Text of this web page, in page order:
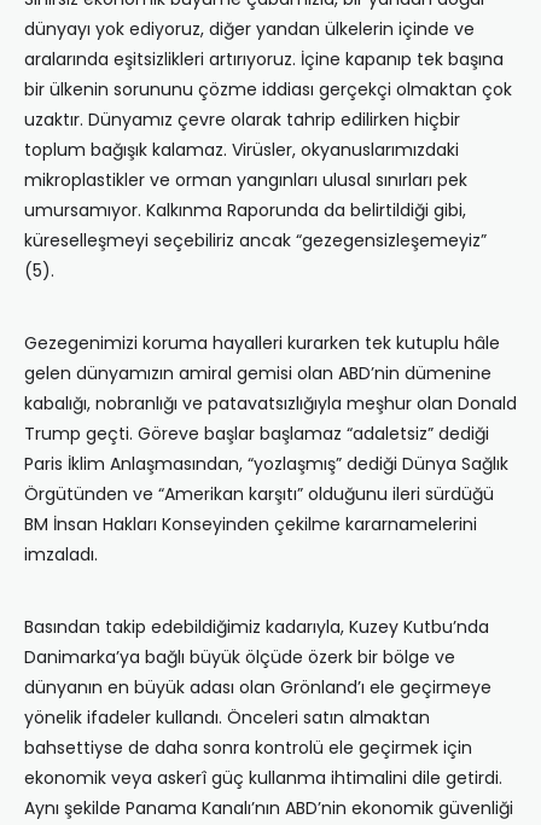
dünyayı yok ediyoruz, diğer yandan ülkelerin içinde ve
aralarında eşitsizlikleri artırıyoruz. İçine kapanıp tek başına
bir ülkenin sorununu çözme iddiası gerçekçi olmaktan çok
uzaktır. Dünyamız çevre olarak tahrip edilirken hiçbir
toplum bağışık kalamaz. Virüsler, okyanuslarımızdaki
mikroplastikler ve orman yangınları ulusal sınırları pek
umursamıyor. Kalkınma Raporunda da belirtildiği gibi,
küreselleşmeyi seçebiliriz ancak “gezegensizleşemeyiz”
(5).
Gezegenimizi koruma hayalleri kurarken tek kutuplu hâle
gelen dünyamızın amiral gemisi olan ABD’nin dümenine
kabalığı, nobranlığı ve patavatsızlığıyla meşhur olan Donald
Trump geçti. Göreve başlar başlamaz “adaletsiz” dediği
Paris İklim Anlaşmasından, “yozlaşmış” dediği Dünya Sağlık
Örgütünden ve “Amerikan karşıtı” olduğunu ileri sürdüğü
BM İnsan Hakları Konseyinden çekilme kararnamelerini
imzaladı.
Basından takip edebildiğimiz kadarıyla, Kuzey Kutbu’nda
Danimarka’ya bağlı büyük ölçüde özerk bir bölge ve
dünyanın en büyük adası olan Grönland’ı ele geçirmeye
yönelik ifadeler kullandı. Önceleri satın almaktan
bahsettiyse de daha sonra kontrolü ele geçirmek için
ekonomik veya askerî güç kullanma ihtimalini dile getirdi.
Aynı şekilde Panama Kanalı’nın ABD’nin ekonomik güvenliği